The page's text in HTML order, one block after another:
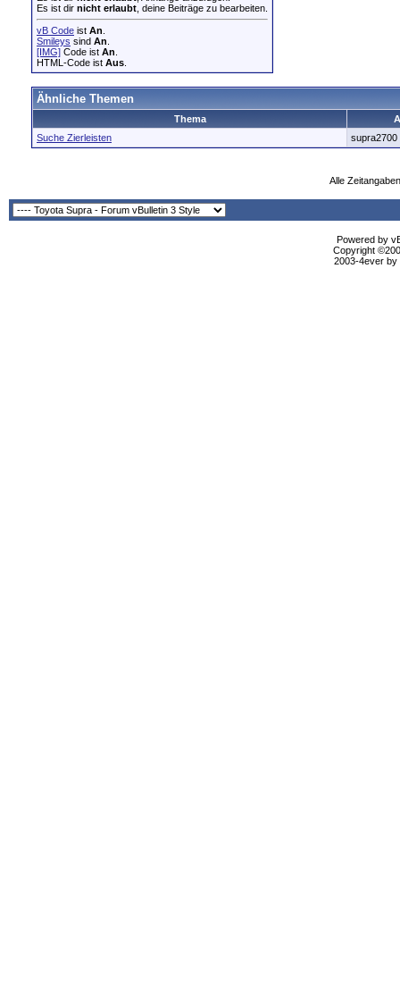
Es ist dir nicht erlaubt , deine Beiträge zu bearbeiten.
vB Code ist An
Smileys sind An
[IMG] Code ist An
HTML-Code ist Aus
Ähnliche Themen
Thema
Suche Zierleisten
supra2700
Alle
Powered by
Copyright
2003-4ever by